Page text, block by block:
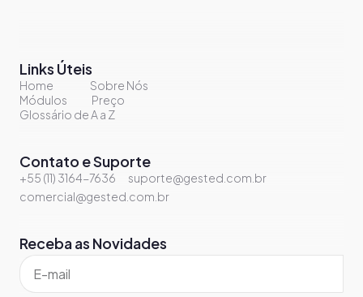
Receba as Novidades
Links Úteis
Home
Sobre Nós
Módulos
Preço
Glossário de A a Z
Contato e Suporte
+55 (11) 3164-7636
suporte@gested.com.br
comercial@gested.com.br